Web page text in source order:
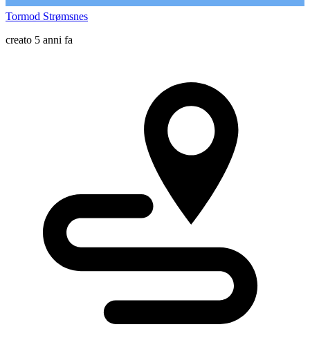
Tormod Strømsnes
creato 5 anni fa